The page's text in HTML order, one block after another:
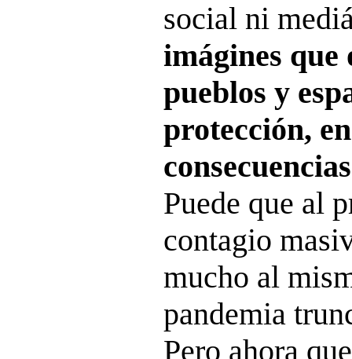
social ni
imágines que
pueblos y
protección,
Puede que al
contagio
mucho al
pandemia
Pero ahora